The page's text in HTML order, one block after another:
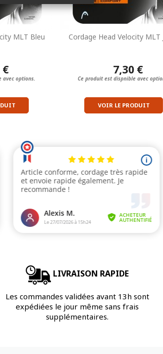
MLT Bleu
avec options.
Cordage Head Velocity MLT
7,30 €
Ce produit est dispnible avec
VOIR LE PRODUIT
LIVRAISON RAPIDE
Les commandes validées avant 13h sont
expédiées le jour même sans frais
supplémentaires.